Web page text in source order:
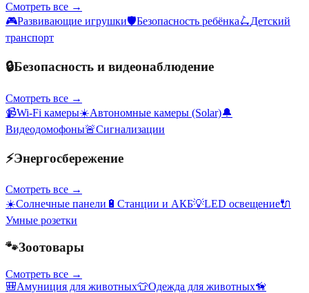
Смотреть все →
🎮Развивающие игрушки🛡️Безопасность ребёнка🛴Детский
транспорт
🔒Безопасность и видеонаблюдение
Смотреть все →
📹Wi-Fi камеры☀️Автономные камеры (Solar)🔔
Видеодомофоны🚨Сигнализации
⚡Энергосбережение
Смотреть все →
☀️Солнечные панели 🔋 Станции и АКБ💡LED освещение🔌
Умные розетки
🐾Зоотовары
Смотреть все →
🎒Амуниция для животных👕Одежда для животных🦮